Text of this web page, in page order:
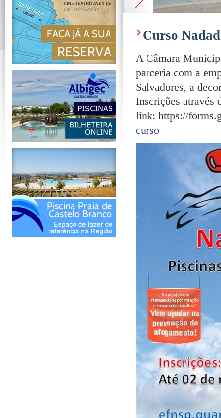
Curso
A Câmara
parceria com a
Salvadores, a
Inscrições através
link: https://
curso